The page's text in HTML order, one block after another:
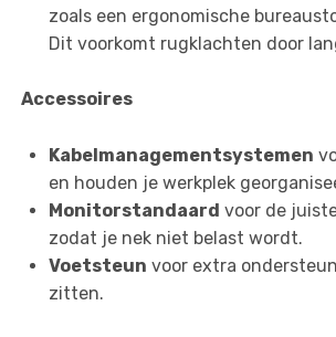
zoals een ergonomische
Dit voorkomt rugklachten door
Accessoires
Kabelmanagementsystemen
en houden je werkplek
Monitorstandaard voor de
zodat je nek niet belast wordt.
Voetsteun voor extra
zitten.